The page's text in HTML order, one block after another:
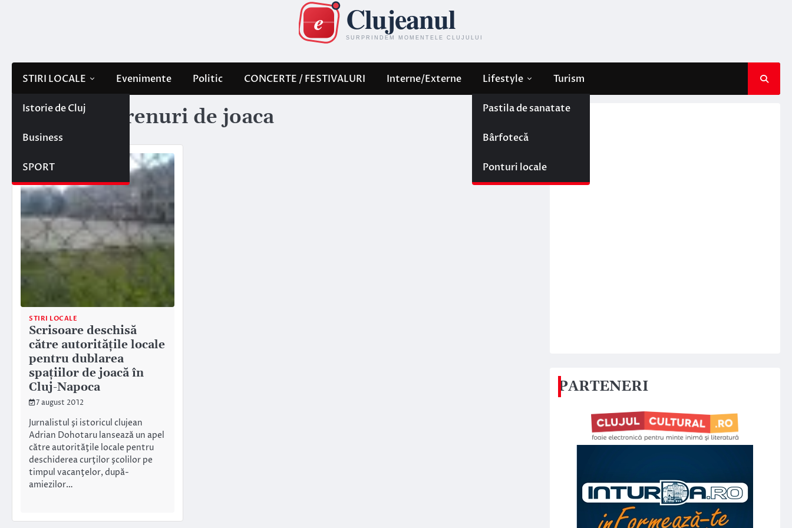
STIRI LOCALE
Istorie de Cluj
Business
SPORT
Evenimente Politic CONCERTE / FESTIVALURI Interne/Externe Lifestyle
Pastila de sanatate
Bârfotecă
Ponturi locale
Turism
Etichetă: terenuri de joaca
STIRI LOCALE
Scrisoare deschisă
către autorităţile locale
pentru dublarea
spaţiilor de joacă în
Cluj-Napoca
7 august 2012
Jurnalistul şi istoricul clujean
Adrian Dohotaru lansează un apel
către autorităţile locale pentru
deschiderea curţilor şcolilor pe
timpul vacanţelor, după-
amiezilor…
PARTENERI